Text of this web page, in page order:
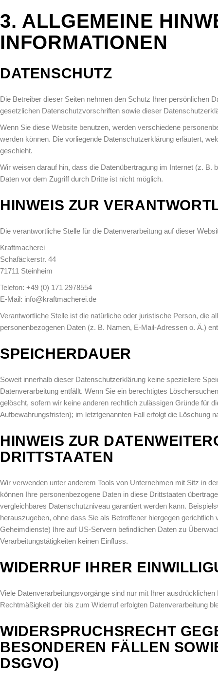
3. ALLGEMEINE
INFORMATIONEN
DATENSCHUTZ
Die Betreiber dieser Seiten nehmen den Schutz Ihrer persönlichen
gesetzlichen Datenschutzvorschriften sowie dieser
Wenn Sie diese Website benutzen, werden verschiedene
werden können. Die vorliegende Datenschutzerklärung erläutert,
geschieht.
Wir weisen darauf hin, dass die Datenübertragung im Internet (z.
Daten vor dem Zugriff durch Dritte ist nicht möglich.
HINWEIS ZUR
Die verantwortliche Stelle für die Datenverarbeitung auf dieser
Kraftmacherei
Schafäckerstr. 44
71711 Steinheim
Telefon: +49 (0) 171 2978554
E-Mail: info@kraftmacherei.de
Verantwortliche Stelle ist die natürliche oder juristische Person, die
personenbezogenen Daten (z. B. Namen, E-Mail-Adressen o. Ä.)
SPEICHERDAUER
Soweit innerhalb dieser Datenschutzerklärung keine speziellere
Datenverarbeitung entfällt. Wenn Sie ein berechtigtes
gelöscht, sofern wir keine anderen rechtlich zulässigen Gründe für
Aufbewahrungsfristen); im letztgenannten Fall erfolgt die Löschung
HINWEIS ZUR
DRITTSTAATEN
Wir verwenden unter anderem Tools von Unternehmen mit Sitz in
können Ihre personenbezogene Daten in diese Drittstaaten
vergleichbares Datenschutzniveau garantiert werden kann.
herauszugeben, ohne dass Sie als Betroffener hiergegen
Geheimdienste) Ihre auf US-Servern befindlichen Daten zu
Verarbeitungstätigkeiten keinen Einfluss.
WIDERRUF IHRER
Viele Datenverarbeitungsvorgänge sind nur mit Ihrer
Rechtmäßigkeit der bis zum Widerruf erfolgten Datenverarbeitung
WIDERSPRUCHSRECHT
BESONDEREN FÄLLEN
DSGVO)